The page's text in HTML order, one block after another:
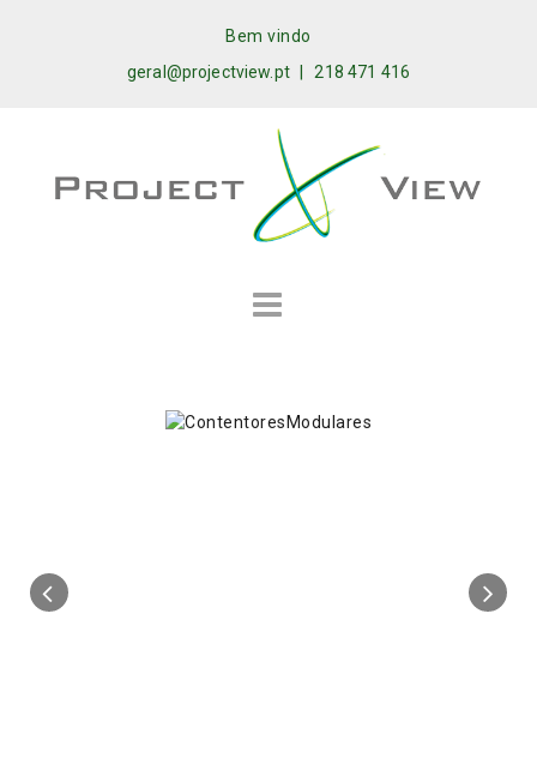
Bem vindo
geral@projectview.pt
218 471 416